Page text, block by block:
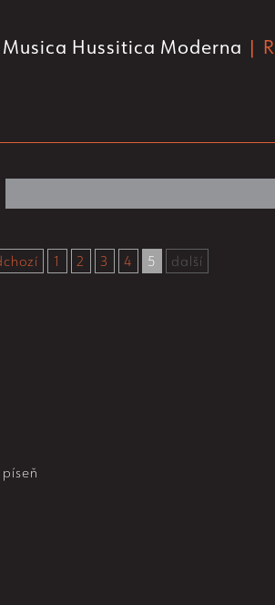
Musica Hussitica Moderna |
1 2 3 4 5
další